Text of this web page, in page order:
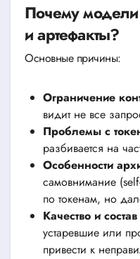
Почему
и артефакты?
Основные причины:
Ограничение
видит не все
Проблемы с
разбивается на
Особенности
самовнимание
по токенам, но
Качество и
устаревшие или
привести к